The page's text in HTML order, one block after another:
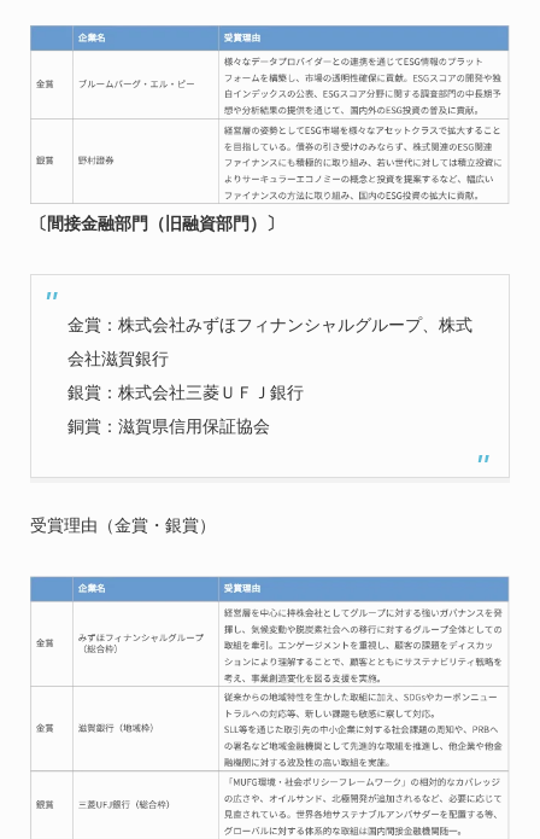
〔間接金融部門（旧融資部門）〕
金賞：株式会社みずほフィナンシャルグループ、株式
会社滋賀銀行
銀賞：株式会社三菱ＵＦＪ銀行
銅賞：滋賀県信用保証協会
受賞理由（金賞・銀賞）